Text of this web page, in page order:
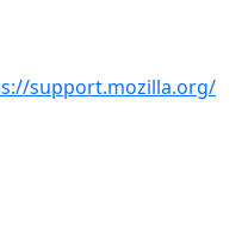
support.mozilla.org/